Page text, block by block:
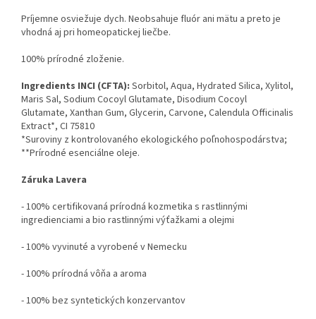
Príjemne osviežuje dych. Neobsahuje fluór ani mätu a preto je
vhodná aj pri homeopatickej liečbe.
100% prírodné zloženie.
Ingredients INCI (CFTA): Sorbitol, Aqua, Hydrated Silica, Xylitol,
Maris Sal, Sodium Cocoyl Glutamate, Disodium Cocoyl
Glutamate, Xanthan Gum, Glycerin, Carvone, Calendula Officinalis
Extract*, CI 75810
*Suroviny z kontrolovaného ekologického poľnohospodárstva;
**Prírodné esenciálne oleje.
Záruka Lavera
- 100% certifikovaná prírodná kozmetika s rastlinnými
ingredienciami a bio rastlinnými výťažkami a olejmi
- 100% vyvinuté a vyrobené v Nemecku
- 100% prírodná vôňa a aroma
- 100% bez syntetických konzervantov